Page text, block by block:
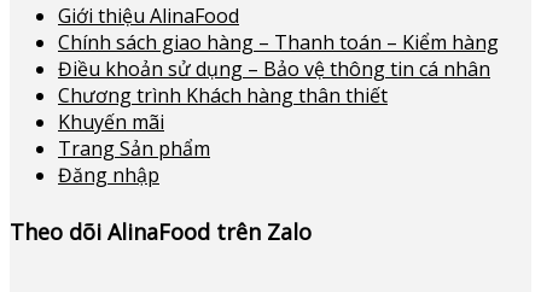
Giới thiệu AlinaFood
Chính sách giao hàng – Thanh toán – Kiểm hàng
Điều khoản sử dụng – Bảo vệ thông tin cá nhân
Chương trình Khách hàng thân thiết
Khuyến mãi
Trang Sản phẩm
Đăng nhập
Theo dõi AlinaFood trên Zalo